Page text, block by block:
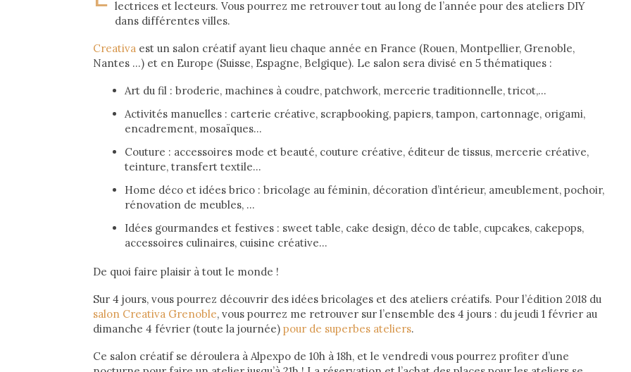
lectrices et lecteurs. Vous pourrez me retrouver tout au long de l’année pour des ateliers DIY
dans différentes villes.
Creativa est un salon créatif ayant lieu chaque année en France (Rouen, Montpellier, Grenoble,
Nantes …) et en Europe (Suisse, Espagne, Belgique). Le salon sera divisé en 5 thématiques :
Art du fil : broderie, machines à coudre, patchwork, mercerie traditionnelle, tricot,…
Activités manuelles : carterie créative, scrapbooking, papiers, tampon, cartonnage, origami,
encadrement, mosaïques…
Couture : accessoires mode et beauté, couture créative, éditeur de tissus, mercerie créative,
teinture, transfert textile…
Home déco et idées brico : bricolage au féminin, décoration d’intérieur, ameublement, pochoir,
rénovation de meubles, …
Idées gourmandes et festives : sweet table, cake design, déco de table, cupcakes, cakepops,
accessoires culinaires, cuisine créative…
De quoi faire plaisir à tout le monde !
Sur 4 jours, vous pourrez découvrir des idées bricolages et des ateliers créatifs. Pour l’édition 2018 du
salon Creativa Grenoble, vous pourrez me retrouver sur l’ensemble des 4 jours : du jeudi 1 février au
dimanche 4 février (toute la journée) pour de superbes ateliers.
Ce salon créatif se déroulera à Alpexpo de 10h à 18h, et le vendredi vous pourrez profiter d’une